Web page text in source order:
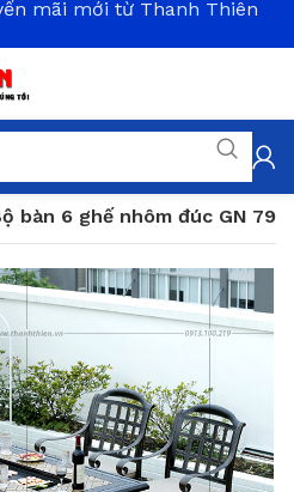
bàn 6 ghế nhôm đúc GN 79
mãi mới từ Thanh Thiên